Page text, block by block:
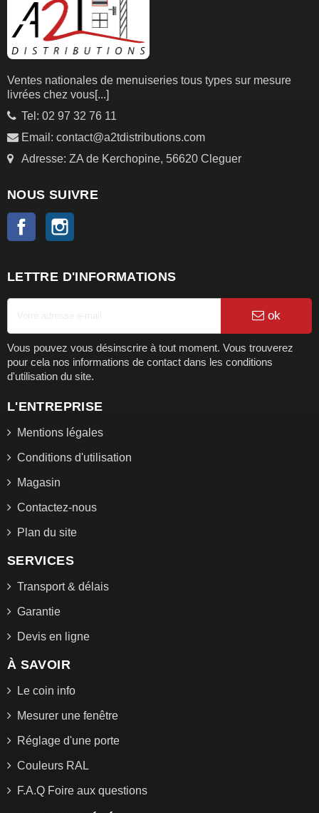
Ventes nationales de menuiseries tous types sur mesure
livrées chez vous[...]
Tel: 02 97 32 76 11
Email: contact@a2tdistributions.com
Adresse: ZA de Kerchopine, 56620 Cleguer
NOUS SUIVRE
Facebook
LETTRE D'INFORMATIONS
ok
Vous pouvez vous désinscrire à tout moment. Vous trouverez
pour cela nos informations de contact dans les conditions
d'utilisation du site.
L'ENTREPRISE
Mentions légales
Conditions d'utilisation
Magasin
Contactez-nous
Plan du site
SERVICES
Transport & délais
Garantie
Devis en ligne
À SAVOIR
Le coin info
Mesurer une fenêtre
Réglage d'une porte
Couleurs RAL
F.A.Q Foire aux questions